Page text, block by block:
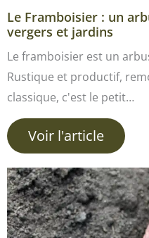
Le Framboisier : un
vergers et jardins
Le framboisier est un
Rustique et productif,
classique, c'est le petit…
Voir l'article